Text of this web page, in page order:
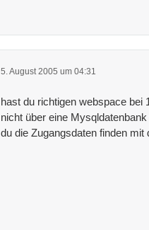
5. August 2005 um 04:31
hast du richtigen webspace bei
nicht über eine
du die Zugangsdaten finden